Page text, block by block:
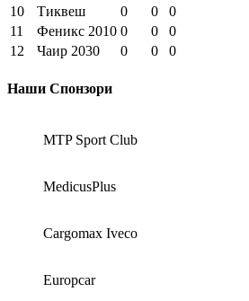
10
Тиквеш 0 0
0
11
Феникс 2010 0 0
0
12
Чаир 2030 0 0 0
Наши Спонзори
MTP Sport Club
MedicusPlus
Cargomax Iveco
Europcar